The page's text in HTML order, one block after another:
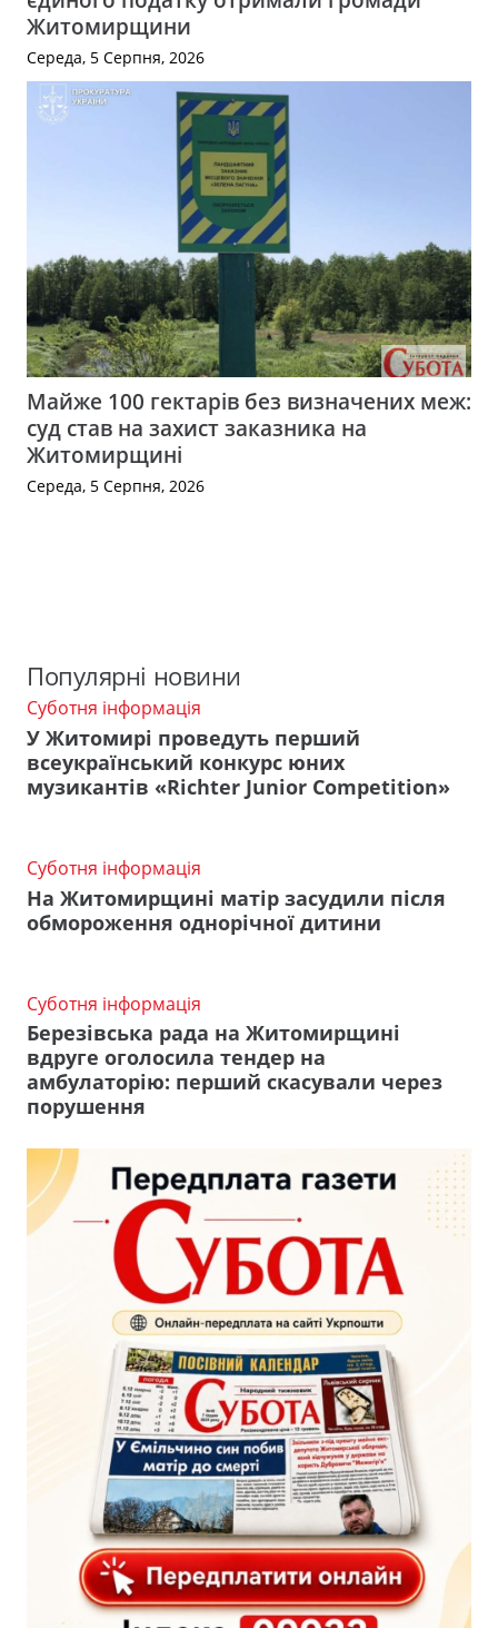
Житомирщини
Середа, 5 Серпня, 2026
Майже 100 гектарів без визначених меж:
суд став на захист заказника на
Житомирщині
Середа, 5 Серпня, 2026
Популярні новини
Суботня інформація
У Житомирі проведуть перший
всеукраїнський конкурс юних
музикантів «Richter Junior Competition»
Суботня інформація
На Житомирщині матір засудили після
обмороження однорічної дитини
Суботня інформація
Березівська рада на Житомирщині
вдруге оголосила тендер на
амбулаторію: перший скасували через
порушення